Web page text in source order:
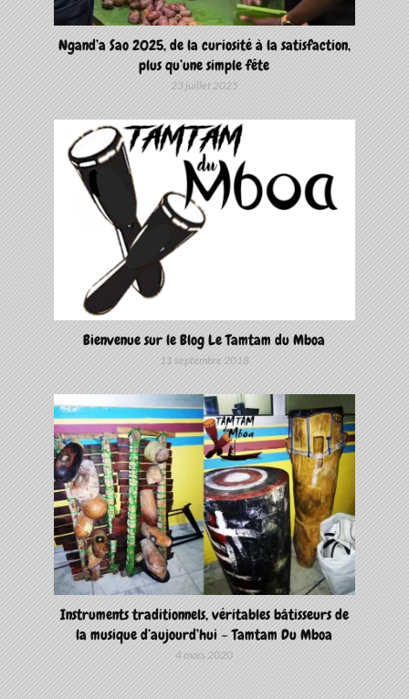
Ngand’a Sao 2025, de la curiosité à la satisfaction,
plus qu’une simple fête
23 juillet 2025
Bienvenue sur le Blog Le Tamtam du Mboa
11 septembre 2018
Instruments traditionnels, véritables bâtisseurs de
la musique d’aujourd’hui – Tamtam Du Mboa
4 mars 2020